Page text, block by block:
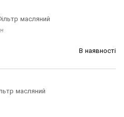
масляний
В наявності
масляний